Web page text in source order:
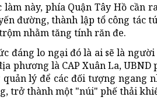
làm này, phía Quận Tây Hồ cần
đường, thành lập tổ công tác
nhằm tăng tính răn đe.
đáng lo ngại đó là ai sẽ là
phương là CAP Xuân La, UBND
quản lý để các đối tượng ngang
trở thành một "núi" phế thải